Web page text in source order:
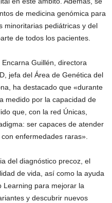
de medicina genómica para
minoritarias pediátricas y del
de todos los pacientes.
Guillén, directora
jefa del Área de Genética del
ha destacado que «durante
medido por la capacidad de
que, con la red Únicas,
ser capaces de atender
enfermedades raras».
del diagnóstico precoz, el
de vida, así como la ayuda
Learning para mejorar la
y descubrir nuevos